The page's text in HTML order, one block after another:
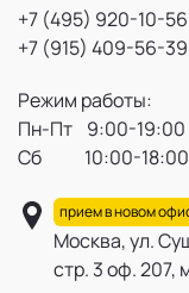
+7 (495) 920-10-56
+7 (915) 409-56-39
Режим работы:
Пн-Пт 9:00-19:00
Сб 10:00-18:00
прием в новом
Москва, ул.
стр. 3 оф. 207,